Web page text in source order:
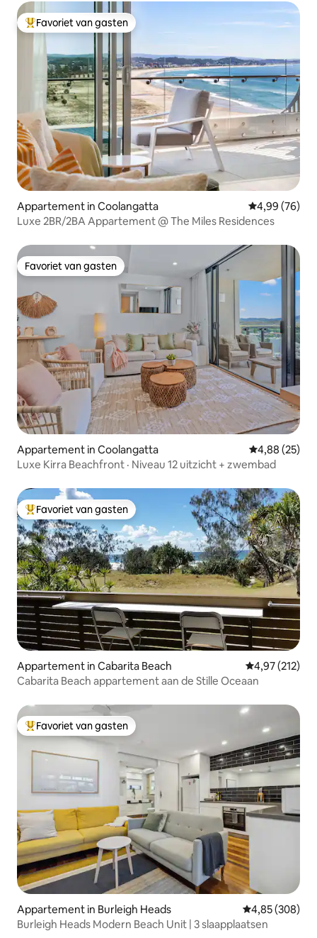
Topfavoriet van gasten
Favoriet van gasten
Appartement in Coolangatta Gemiddelde
4,99 (76)
Luxe 2BR/2BA Appartement @ The Miles Residences
Favoriet van gasten
Favoriet van gasten
Appartement in Coolangatta Gemiddelde
4,88 (25)
Luxe Kirra Beachfront · Niveau 12 uitzicht + zwembad
Topfavoriet van gasten
Favoriet van gasten
Appartement in Cabarita Beach Gemiddelde
4,97 (212)
Cabarita Beach appartement aan de Stille Oceaan
Topfavoriet van gasten
Favoriet van gasten
Appartement in Burleigh Heads Gemiddelde
4,85 (308)
Burleigh Heads Modern Beach Unit | 3 slaapplaatsen